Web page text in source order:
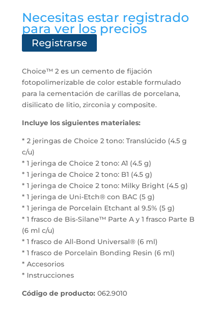
Necesitas estar registrado
para ver los precios
Registrarse
Choice™ 2 es un cemento de fijación
fotopolimerizable de color estable formulado
para la cementación de carillas de porcelana,
disilicato de litio, zirconia y composite.
Incluye los siguientes materiales:
* 2 jeringas de Choice 2 tono: Translúcido (4.5 g
c/u)
* 1 jeringa de Choice 2 tono: A1 (4.5 g)
* 1 jeringa de Choice 2 tono: B1 (4.5 g)
* 1 jeringa de Choice 2 tono: Milky Bright (4.5 g)
* 1 jeringa de Uni-Etch® con BAC (5 g)
* 1 jeringa de Porcelain Etchant al 9.5% (5 g)
* 1 frasco de Bis-Silane™ Parte A y 1 frasco Parte B
(6 ml c/u)
* 1 frasco de All-Bond Universal® (6 ml)
* 1 frasco de Porcelain Bonding Resin (6 ml)
* Accesorios
* Instrucciones
Código de producto: 062.9010